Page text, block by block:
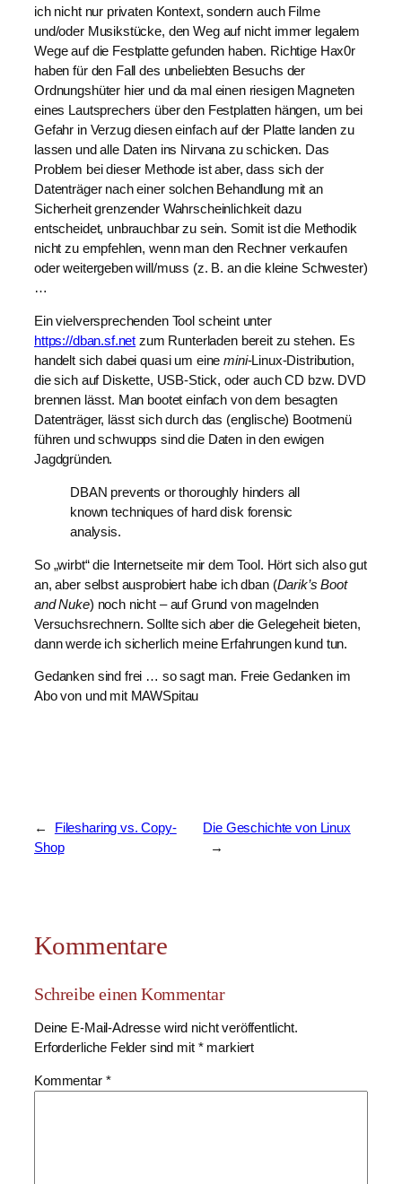
ich nicht nur privaten Kontext, sondern auch Filme
und/oder Musikstücke, den Weg auf nicht immer legalem
Wege auf die Festplatte gefunden haben. Richtige Hax0r
haben für den Fall des unbeliebten Besuchs der
Ordnungshüter hier und da mal einen riesigen Magneten
eines Lautsprechers über den Festplatten hängen, um bei
Gefahr in Verzug diesen einfach auf der Platte landen zu
lassen und alle Daten ins Nirvana zu schicken. Das
Problem bei dieser Methode ist aber, dass sich der
Datenträger nach einer solchen Behandlung mit an
Sicherheit grenzender Wahrscheinlichkeit dazu
entscheidet, unbrauchbar zu sein. Somit ist die Methodik
nicht zu empfehlen, wenn man den Rechner verkaufen
oder weitergeben will/muss (z. B. an die kleine Schwester)
…
Ein vielversprechenden Tool scheint unter
https://dban.sf.net zum Runterladen bereit zu stehen. Es
handelt sich dabei quasi um einemini-Linux-Distribution,
die sich auf Diskette, USB-Stick, oder auch CD bzw. DVD
brennen lässt. Man bootet einfach von dem besagten
Datenträger, lässt sich durch das (englische) Bootmenü
führen und schwupps sind die Daten in den ewigen
Jagdgründen.
DBAN prevents or thoroughly hinders all
known techniques of hard disk forensic
analysis.
So „wirbt“ die Internetseite mir dem Tool. Hört sich also gut
an, aber selbst ausprobiert habe ich dban (Darik’s Boot
and Nuke) noch nicht – auf Grund von magelnden
Versuchsrechnern. Sollte sich aber die Gelegeheit bieten,
dann werde ich sicherlich meine Erfahrungen kund tun.
Gedanken sind frei … so sagt man. Freie Gedanken im
Abo von und mit MAWSpitau
←
Filesharing vs. Copy-
Shop
Die Geschichte von Linux
→
Kommentare
Schreibe einen Kommentar
Deine E-Mail-Adresse wird nicht veröffentlicht.
Erforderliche Felder sind mit *markiert
Kommentar *